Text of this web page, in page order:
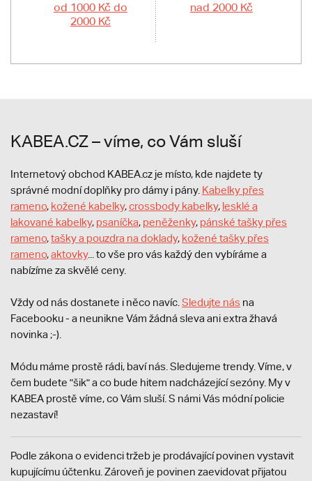
od 1000 Kč do
2000 Kč
nad 2000 Kč
KABEA.CZ – víme, co Vám sluší
Internetový obchod KABEA.cz je místo, kde najdete ty
správné modní doplňky pro dámy i pány. Kabelky přes
rameno, kožené kabelky,crossbody kabelky, lesklé a
lakované kabelky, psaníčka, peněženky, pánské tašky přes
rameno,tašky a pouzdra na doklady, kožené tašky přes
rameno,aktovky... to vše pro vás každý den vybíráme a
nabízíme za skvělé ceny.
Vždy od nás dostanete i něco navíc. Sledujte nás na
Facebooku - a neunikne Vám žádná sleva ani extra žhavá
novinka ;-).
Módu máme prostě rádi, baví nás. Sledujeme trendy. Víme, v
čem budete "šik" a co bude hitem nadcházející sezóny. My v
KABEA prostě víme, co Vám sluší. S námi Vás módní policie
nezastaví!
Podle zákona o evidenci tržeb je prodávající povinen vystavit
kupujícímu účtenku. Zároveň je povinen zaevidovat přijatou